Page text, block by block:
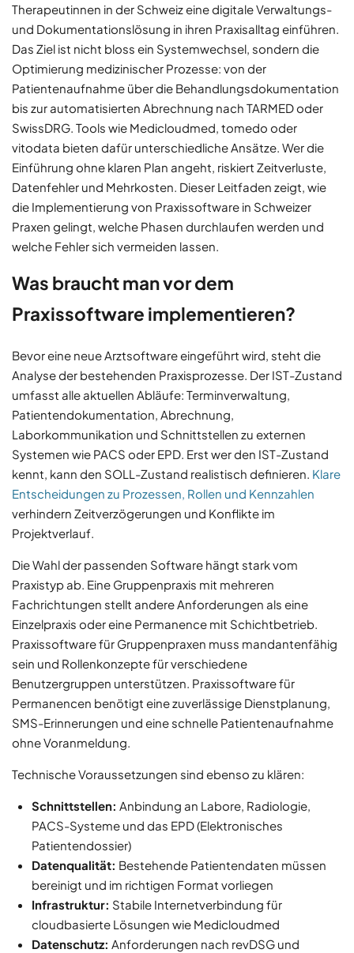
Therapeutinnen in der Schweiz eine digitale Verwaltungs-
und Dokumentationslösung in ihren Praxisalltag einführen.
Das Ziel ist nicht bloss ein Systemwechsel, sondern die
Optimierung medizinischer Prozesse: von der
Patientenaufnahme über die Behandlungsdokumentation
bis zur automatisierten Abrechnung nach TARMED oder
SwissDRG. Tools wie Medicloudmed, tomedo oder
vitodata bieten dafür unterschiedliche Ansätze. Wer die
Einführung ohne klaren Plan angeht, riskiert Zeitverluste,
Datenfehler und Mehrkosten. Dieser Leitfaden zeigt, wie
die Implementierung von Praxissoftware in Schweizer
Praxen gelingt, welche Phasen durchlaufen werden und
welche Fehler sich vermeiden lassen.
Was braucht man vor dem
Praxissoftware implementieren?
Bevor eine neue Arztsoftware eingeführt wird, steht die
Analyse der bestehenden Praxisprozesse. Der IST-Zustand
umfasst alle aktuellen Abläufe: Terminverwaltung,
Patientendokumentation, Abrechnung,
Laborkommunikation und Schnittstellen zu externen
Systemen wie PACS oder EPD. Erst wer den IST-Zustand
kennt, kann den SOLL-Zustand realistisch definieren. Klare
Entscheidungen zu Prozessen, Rollen und Kennzahlen
verhindern Zeitverzögerungen und Konflikte im
Projektverlauf.
Die Wahl der passenden Software hängt stark vom
Praxistyp ab. Eine Gruppenpraxis mit mehreren
Fachrichtungen stellt andere Anforderungen als eine
Einzelpraxis oder eine Permanence mit Schichtbetrieb.
Praxissoftware für Gruppenpraxen muss mandantenfähig
sein und Rollenkonzepte für verschiedene
Benutzergruppen unterstützen. Praxissoftware für
Permanencen benötigt eine zuverlässige Dienstplanung,
SMS-Erinnerungen und eine schnelle Patientenaufnahme
ohne Voranmeldung.
Technische Voraussetzungen sind ebenso zu klären:
Schnittstellen: Anbindung an Labore, Radiologie,
PACS-Systeme und das EPD (Elektronisches
Patientendossier)
Datenqualität: Bestehende Patientendaten müssen
bereinigt und im richtigen Format vorliegen
Infrastruktur: Stabile Internetverbindung für
cloudbasierte Lösungen wie Medicloudmed
Datenschutz: Anforderungen nach revDSG und